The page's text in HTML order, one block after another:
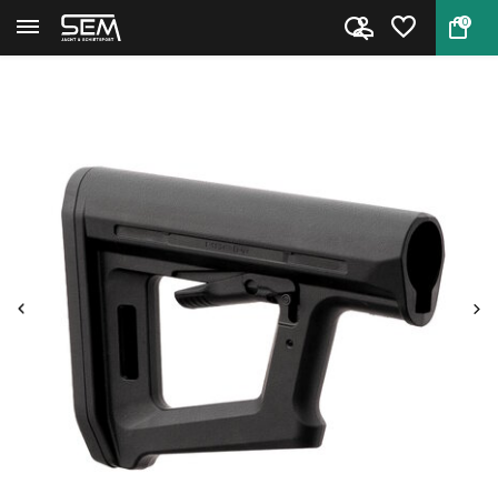
0
Terug Home